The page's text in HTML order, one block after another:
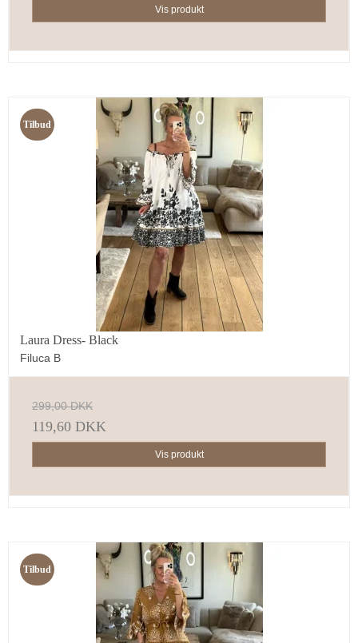
Vis produkt
Tilbud
Laura Dress- Black
Filuca B
299,00 DKK
119,60 DKK
Vis produkt
Tilbud